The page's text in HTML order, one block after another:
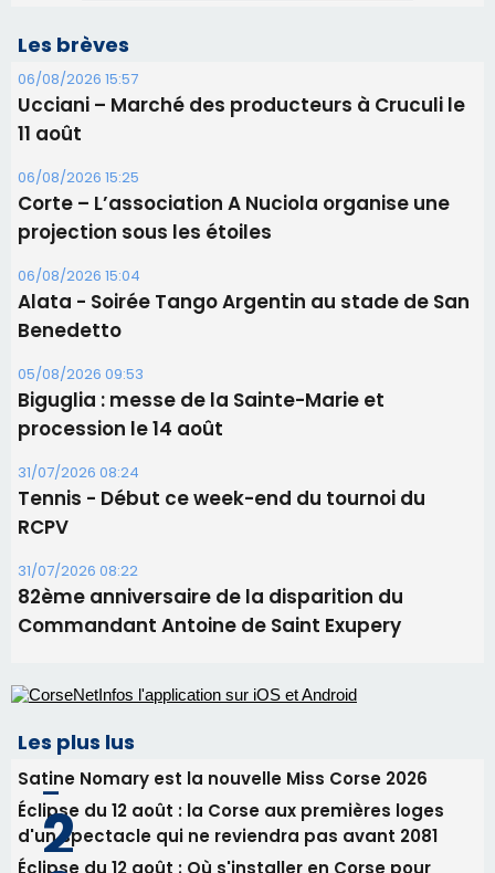
Les brèves
06/08/2026 15:57
Ucciani – Marché des producteurs à Cruculi le
11 août
06/08/2026 15:25
Corte – L’association A Nuciola organise une
projection sous les étoiles
06/08/2026 15:04
Alata - Soirée Tango Argentin au stade de San
Benedetto
05/08/2026 09:53
Biguglia : messe de la Sainte-Marie et
procession le 14 août
31/07/2026 08:24
Tennis - Début ce week-end du tournoi du
RCPV
31/07/2026 08:22
82ème anniversaire de la disparition du
Commandant Antoine de Saint Exupery
Les plus lus
Satine Nomary est la nouvelle Miss Corse 2026
Éclipse du 12 août : la Corse aux premières loges
d'un spectacle qui ne reviendra pas avant 2081